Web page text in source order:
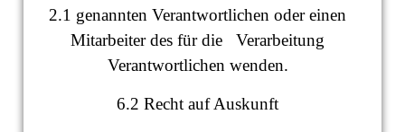
2.1 genannten Verantwortlichen oder einen
Mitarbeiter des für die Verarbeitung
Verantwortlichen wenden.
6.2 Recht auf Auskunft